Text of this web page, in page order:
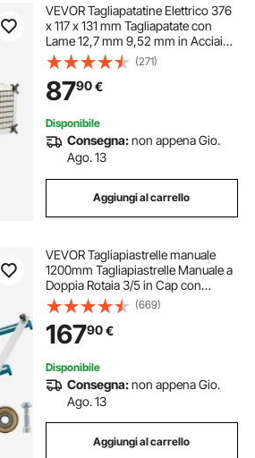
VEVOR Tagliapatatine Elettrico 376
x 117 x 131 mm Tagliapatate con
Lame 12,7 mm 9,52 mm in Acciaio
Inossidabile, Tagliapatate e
Tritatutto con Piedini Antiscivolo,
per Patate, Patatine Fritte, Argento
(271)
8790€
Disponibile
Consegna:non appena Gio.
Ago. 13
Aggiungi al carrello
VEVOR Tagliapiastrelle manuale
1200mm Tagliapiastrelle Manuale a
Doppia Rotaia 3/5 in Cap con
Strumenti di Taglio Manuale con
Posizionamento Preciso del Laser
(669)
16790€
Disponibile
Consegna:non appena Gio.
Ago. 13
Aggiungi al carrello